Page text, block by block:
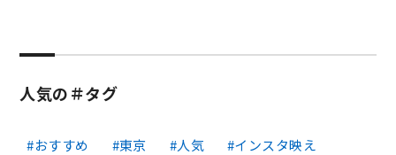
人気の＃タグ
おすすめ 東京 人気
インスタ映え